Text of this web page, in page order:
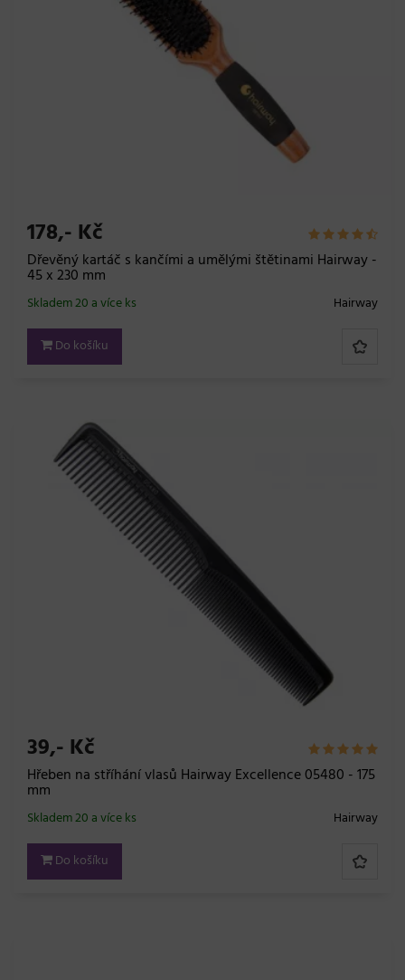
178,- Kč
Dřevěný kartáč s kančími a umělými štětinami Hairway -
45 x 230 mm
Hairway
Skladem 20 a více ks
Do košíku
39,- Kč
Hřeben na stříhání vlasů Hairway Excellence 05480 - 175
mm
Hairway
Skladem 20 a více ks
Do košíku